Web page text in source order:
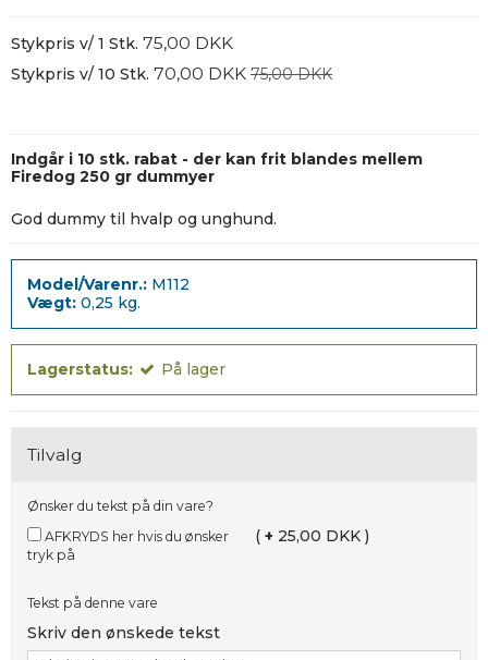
Stykpris v/ 1 Stk. 75,00 DKK
Stykpris v/ 10 Stk. 70,00 DKK 75,00 DKK
Indgår i 10 stk. rabat - der kan frit blandes mellem
Firedog 250 gr dummyer
God dummy til hvalp og unghund.
Model/Varenr.: M112
Vægt: 0,25 kg.
Lagerstatus: På lager
Tilvalg
Ønsker du tekst på din vare?
tryk på
( + 25,00 DKK )
Tekst på denne vare
Skriv den ønskede tekst